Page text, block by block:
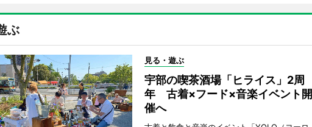
ぶ
見る・遊ぶ
宇部の喫茶酒場「ヒライス」2周
年 古着×フード×音楽イベント開
催へ